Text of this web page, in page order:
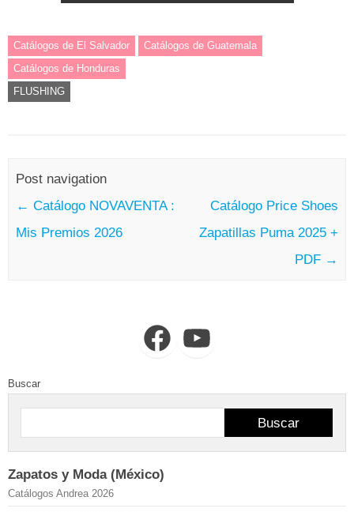
Catálogos de El Salvador
Catálogos de Guatemala
Catálogos de Honduras
FLUSHING
Post navigation
← Catálogo NOVAVENTA :
Mis Premios 2026
Catálogo Price Shoes
Zapatillas Puma 2025 +
PDF →
FacebookYouTube
Buscar
Buscar
Zapatos y Moda (México)
Catálogos Andrea 2026